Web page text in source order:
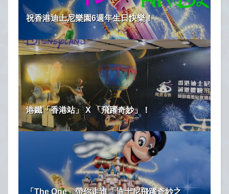
祝香港迪士尼樂園6週年生日快樂！
港鐵「香港站」 X 「飛躍奇妙」！
「The One」帶你走進「迪士尼飛躍奇妙之